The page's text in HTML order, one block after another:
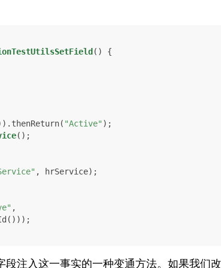
()
{
"Active" );
();
, hrService);
,
注入这一事实的一种变通方法。如果我们